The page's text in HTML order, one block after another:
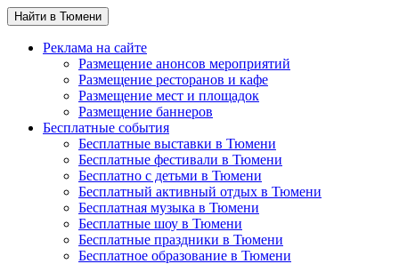
Найти в Тюмени
Реклама на сайте
Размещение анонсов мероприятий
Размещение ресторанов и кафе
Размещение мест и площадок
Размещение баннеров
Бесплатные события
Бесплатные выставки в Тюмени
Бесплатные фестивали в Тюмени
Бесплатно с детьми в Тюмени
Бесплатный активный отдых в Тюмени
Бесплатная музыка в Тюмени
Бесплатные шоу в Тюмени
Бесплатные праздники в Тюмени
Бесплатное образование в Тюмени